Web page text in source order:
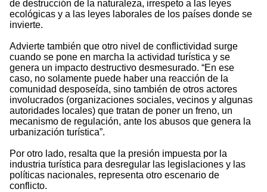
de destrucción de la naturaleza, irrespeto a las leyes
ecológicas y a las leyes laborales de los países donde se
invierte.
Advierte también que otro nivel de conflictividad surge
cuando se pone en marcha la actividad turística y se
genera un impacto destructivo desmesurado. “En ese
caso, no solamente puede haber una reacción de la
comunidad desposeída, sino también de otros actores
involucrados (organizaciones sociales, vecinos y algunas
autoridades locales) que tratan de poner un freno, un
mecanismo de regulación, ante los abusos que genera la
urbanización turística”.
Por otro lado, resalta que la presión impuesta por la
industria turística para desregular las legislaciones y las
políticas nacionales, representa otro escenario de
conflicto.